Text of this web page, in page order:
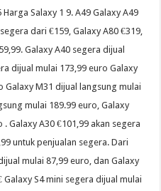
Salaxy 1 9. A49 Galaxy A49
dari €159, Galaxy A80 €319,
Galaxy A40 segera dijual
dijual mulai 173,99 euro Galaxy
Galaxy M31 dijual langsung mulai
mulai 189.99 euro, Galaxy
Galaxy A30 €101,99 akan segera
untuk penjualan segera. Dari
mulai 87,99 euro, dan Galaxy
S4 mini segera dijual mulai